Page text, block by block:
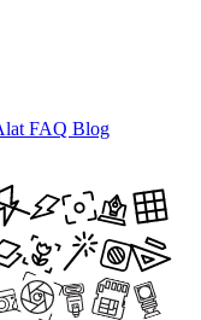
FAQ Blog